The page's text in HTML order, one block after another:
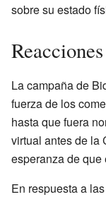
sobre su estado
La campaña de
fuerza de los
hasta que fuera
virtual antes de la
esperanza de que
En respuesta a